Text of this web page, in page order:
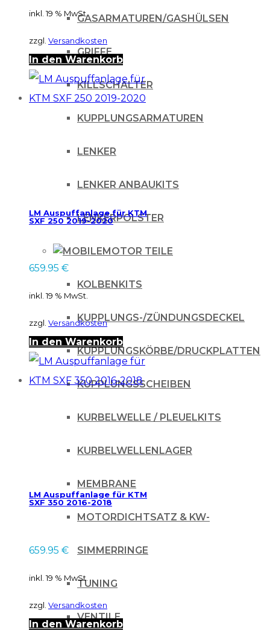
GASARMATUREN/GASHÜLSEN
GRIFFE
KILLSCHALTER
KUPPLUNGSARMATUREN
LENKER
LENKER ANBAUKITS
LENKERPOLSTER
MOTOR TEILE
KOLBENKITS
KUPPLUNGS-/ZÜNDUNGSDECKEL
KUPPLUNGSKÖRBE/DRUCKPLATTEN
KUPPLUNGSSCHEIBEN
KURBELWELLE / PLEUELKITS
KURBELWELLENLAGER
MEMBRANE
MOTORDICHTSATZ & KW-
SIMMERRINGE
TUNING
VENTILE
inkl. 19 % MwSt.
zzgl. Versandkosten
In den Warenkorb
LM Auspuffanlage für KTM
SXF 250 2019-2020
659.95 €
inkl. 19 % MwSt.
zzgl. Versandkosten
In den Warenkorb
LM Auspuffanlage für KTM
SXF 350 2016-2018
659.95 €
inkl. 19 % MwSt.
zzgl. Versandkosten
In den Warenkorb